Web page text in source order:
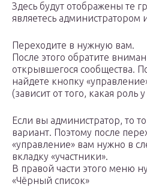
Здесь будут отображены те
являетесь администратором
Переходите в нужную вам.
После этого обратите
открывшегося сообщества.
найдете кнопку
(зависит от того, какая роль
Если вы администратор, то
вариант. Поэтому после
«управление» вам нужно в
вкладку «участники».
В правой части этого меню
«Чёрный список»